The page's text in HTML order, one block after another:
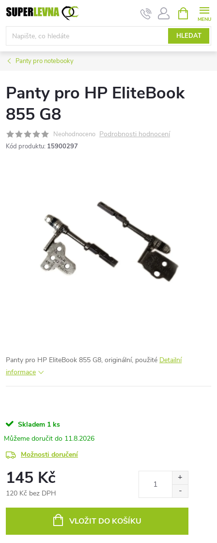
Přejít
na
obsah
HLEDAT
NÁKUPNÍ
KOŠÍK
Panty pro notebooky
Panty pro HP EliteBook
855 G8
Neohodnoceno Podrobnosti hodnocení
Kód produktu: 15900297
Panty pro HP EliteBook 855 G8, originální, použité Detailní
informace
Skladem 1 ks
11.8.2026
Možnosti doručení
145 Kč
120 Kč bez DPH
VLOŽIT DO KOŠÍKU